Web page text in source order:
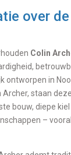
over de
Colin
ontworpen in
Archer, staan
bouw, diepe kiel
–